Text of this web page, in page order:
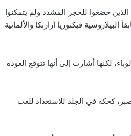
خضعوا للحجر المشدد ولم يتمكنوا
فيكتوريا أزارنكا والألمانية
لكنها أشارت إلى أنها تتوقع العودة
كحكة في الجلد للاستعداد للعب